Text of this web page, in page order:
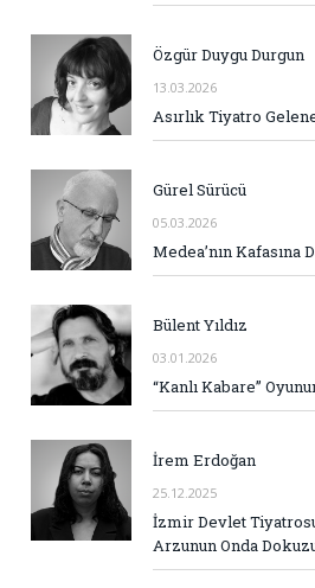
Özgür Duygu Durgun
13.03.2026
Asırlık Tiyatro
Gürel Sürücü
05.03.2026
Medea’nın Kafasına
Bülent Yıldız
03.01.2026
“Kanlı Kabare”
İrem Erdoğan
25.12.2025
İzmir Devlet
Arzunun Onda